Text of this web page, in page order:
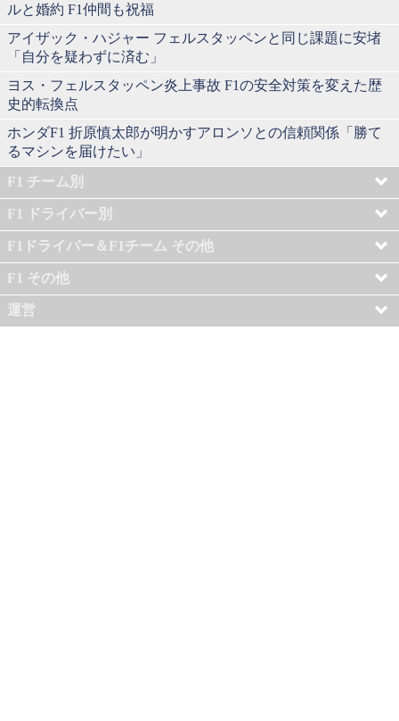
ルと婚約 F1仲間も祝福
アイザック・ハジャー フェルスタッペンと同じ課題に安堵
「自分を疑わずに済む」
ヨス・フェルスタッペン炎上事故 F1の安全対策を変えた歴
史的転換点
ホンダF1 折原慎太郎が明かすアロンソとの信頼関係「勝て
るマシンを届けたい」
F1 チーム別
F1 ドライバー別
F1ドライバー＆F1チーム その他
F1 その他
運営